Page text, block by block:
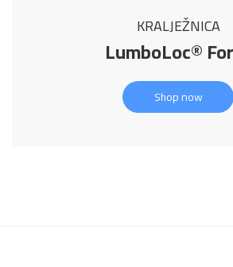
KRALJEŽNICA
LumboLoc®
Shop now